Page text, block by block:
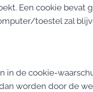
Een cookie bevat
toestel zal
in de cookie-
worden door de